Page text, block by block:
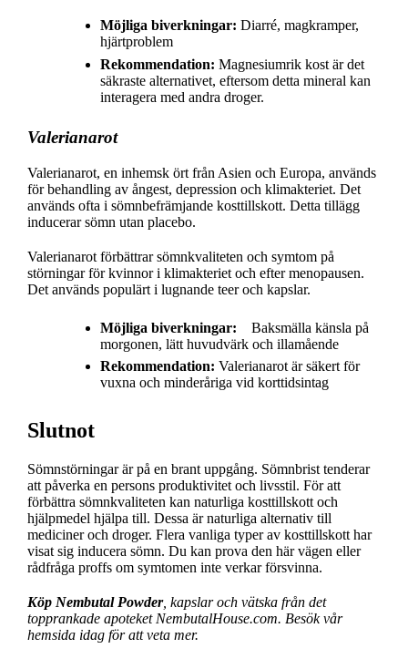
Möjliga biverkningar: Diarré, magkramper,
hjärtproblem
Rekommendation: Magnesiumrik kost är det
säkraste alternativet, eftersom detta mineral kan
interagera med andra droger.
Valerianarot
Valerianarot, en inhemsk ört från Asien och Europa, används
för behandling av ångest, depression och klimakteriet. Det
används ofta i sömnbefrämjande kosttillskott. Detta tillägg
inducerar sömn utan placebo.
Valerianarot förbättrar sömnkvaliteten och symtom på
störningar för kvinnor i klimakteriet och efter menopausen.
Det används populärt i lugnande teer och kapslar.
Möjliga biverkningar: Baksmälla känsla på
morgonen, lätt huvudvärk och illamående
Rekommendation: Valerianarot är säkert för
vuxna och minderåriga vid korttidsintag
Slutnot
Sömnstörningar är på en brant uppgång. Sömnbrist tenderar
att påverka en persons produktivitet och livsstil. För att
förbättra sömnkvaliteten kan naturliga kosttillskott och
hjälpmedel hjälpa till. Dessa är naturliga alternativ till
mediciner och droger. Flera vanliga typer av kosttillskott har
visat sig inducera sömn. Du kan prova den här vägen eller
rådfråga proffs om symtomen inte verkar försvinna.
Köp Nembutal Powder, kapslar och vätska från det
topprankade apoteket NembutalHouse.com. Besök vår
hemsida idag för att veta mer.